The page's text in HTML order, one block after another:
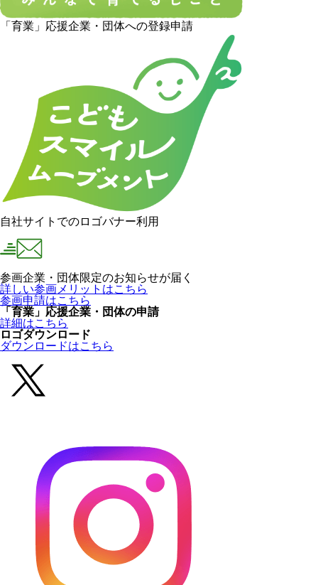
「育業」応援企業・団体への登録申請
自社サイトでのロゴバナー利用
参画企業・団体限定のお知らせが届く
詳しい参画メリットはこちら
参画申請はこちら
「育業」応援企業・団体の申請
詳細はこちら
ロゴダウンロード
ダウンロードはこちら